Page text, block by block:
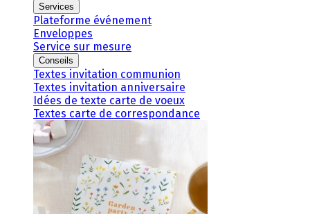
Services
Plateforme événement
Enveloppes
Service sur mesure
Conseils
Textes invitation communion
Textes invitation anniversaire
Idées de texte carte de voeux
Textes carte de correspondance